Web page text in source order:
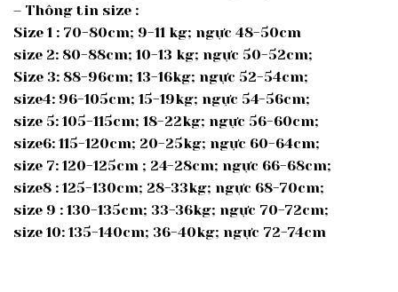
– Thông tin size :
Size 1 : 70-80cm; 9-11 kg; ngực 48-50cm
size 2: 80-88cm; 10-13 kg; ngực 50-52cm;
Size 3: 88-96cm; 13-16kg; ngực 52-54cm;
size4: 96-105cm; 15-19kg; ngực 54-56cm;
size 5: 105-115cm; 18-22kg; ngực 56-60cm;
size6: 115-120cm; 20-25kg; ngực 60-64cm;
size 7: 120-125cm ; 24-28cm; ngực 66-68cm;
size8 : 125-130cm; 28-33kg; ngực 68-70cm;
size 9 : 130-135cm; 33-36kg; ngực 70-72cm;
size 10: 135-140cm; 36-40kg; ngực 72-74cm